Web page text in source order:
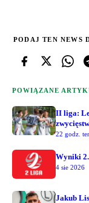
PODAJ TEN NEWS
POWIĄZANE
II liga:
22 godz.
Wyniki
4 sie 2026
Jakub